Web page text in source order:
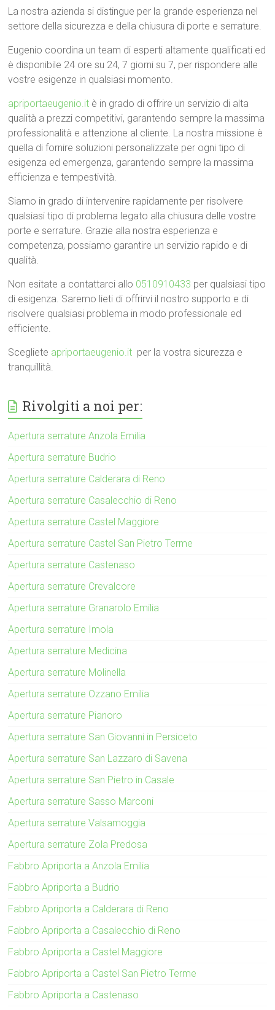
La nostra azienda si distingue per la grande esperienza nel
settore della sicurezza e della chiusura di porte e serrature.
Eugenio coordina un team di esperti altamente qualificati ed
è disponibile 24 ore su 24, 7 giorni su 7, per rispondere alle
vostre esigenze in qualsiasi momento.
apriportaeugenio.it è in grado di offrire un servizio di alta
qualità a prezzi competitivi, garantendo sempre la massima
professionalità e attenzione al cliente. La nostra missione è
quella di fornire soluzioni personalizzate per ogni tipo di
esigenza ed emergenza, garantendo sempre la massima
efficienza e tempestività.
Siamo in grado di intervenire rapidamente per risolvere
qualsiasi tipo di problema legato alla chiusura delle vostre
porte e serrature. Grazie alla nostra esperienza e
competenza, possiamo garantire un servizio rapido e di
qualità.
Non esitate a contattarci allo 0510910433 per qualsiasi tipo
di esigenza. Saremo lieti di offrirvi il nostro supporto e di
risolvere qualsiasi problema in modo professionale ed
efficiente.
Scegliete apriportaeugenio.it per la vostra sicurezza e
tranquillità.
Rivolgiti a noi per:
Apertura serrature Anzola Emilia
Apertura serrature Budrio
Apertura serrature Calderara di Reno
Apertura serrature Casalecchio di Reno
Apertura serrature Castel Maggiore
Apertura serrature Castel San Pietro Terme
Apertura serrature Castenaso
Apertura serrature Crevalcore
Apertura serrature Granarolo Emilia
Apertura serrature Imola
Apertura serrature Medicina
Apertura serrature Molinella
Apertura serrature Ozzano Emilia
Apertura serrature Pianoro
Apertura serrature San Giovanni in Persiceto
Apertura serrature San Lazzaro di Savena
Apertura serrature San Pietro in Casale
Apertura serrature Sasso Marconi
Apertura serrature Valsamoggia
Apertura serrature Zola Predosa
Fabbro Apriporta a Anzola Emilia
Fabbro Apriporta a Budrio
Fabbro Apriporta a Calderara di Reno
Fabbro Apriporta a Casalecchio di Reno
Fabbro Apriporta a Castel Maggiore
Fabbro Apriporta a Castel San Pietro Terme
Fabbro Apriporta a Castenaso